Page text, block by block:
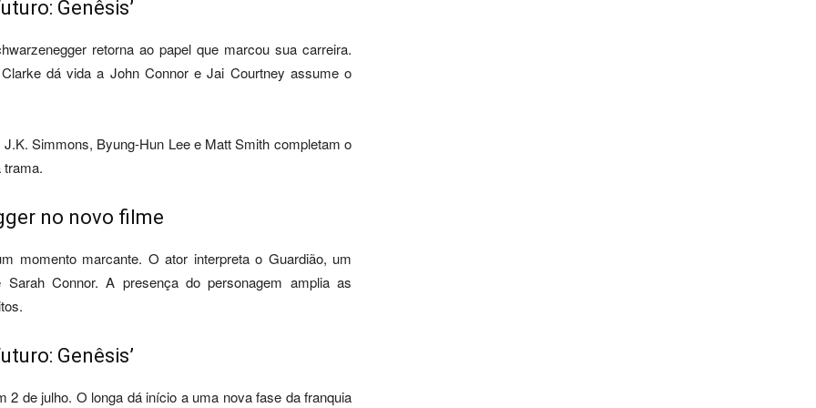
Genêsis’
retorna ao papel que marcou sua carreira.
dá vida a John Connor e Jai Courtney assume o
Simmons, Byung-Hun Lee e Matt Smith completam o
trama.
no novo filme
momento marcante. O ator interpreta o Guardião, um
Connor. A presença do personagem amplia as
Genêsis’
2 de julho. O longa dá início a uma nova fase da franquia